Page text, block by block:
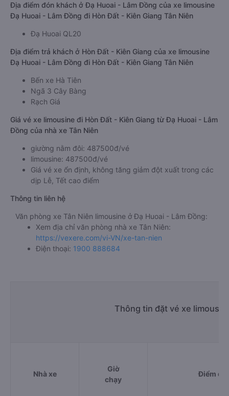
Địa điểm đón khách ở Đạ Huoai - Lâm Đồng của xe limousine
Đạ Huoai - Lâm Đồng đi Hòn Đất - Kiên Giang Tân Niên
Đạ Huoai QL20
Địa điểm trả khách ở Hòn Đất - Kiên Giang của xe limousine
Đạ Huoai - Lâm Đồng đi Hòn Đất - Kiên Giang Tân Niên
Bến xe Hà Tiên
Ngã 3 Cây Bàng
Rạch Giá
Giá vé xe limousine đi Hòn Đất - Kiên Giang từ Đạ Huoai - Lâm
Đồng của nhà xe Tân Niên
giường nằm đôi: 487500đ/vé
limousine: 487500đ/vé
Giá vé xe ổn định, không tăng giảm đột xuất trong các
dịp Lễ, Tết cao điểm
Thông tin liên hệ
Văn phòng xe Tân Niên limousine ở Đạ Huoai - Lâm Đồng:
Xem địa chỉ văn phòng nhà xe Tân Niên:
https://vexere.com/vi-VN/xe-tan-nien
Điện thoại: 1900 888684
Thông tin đặt vé xe
Nhà xe
Giờ
chạy
Điểm đi